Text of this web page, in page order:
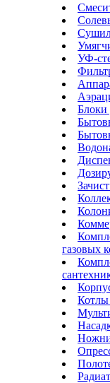
УФ-
Блоки
газовых
Котлы